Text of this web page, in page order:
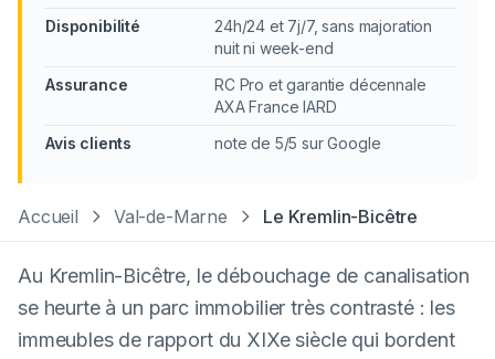
Disponibilité
24h/24 et 7j/7, sans majoration
nuit ni week-end
Assurance
RC Pro et garantie décennale
AXA France IARD
Avis clients
note de 5/5 sur Google
Accueil Val-de-Marne Le Kremlin-Bicêtre
Au Kremlin-Bicêtre, le débouchage de canalisation
se heurte à un parc immobilier très contrasté : les
immeubles de rapport du XIXe siècle qui bordent